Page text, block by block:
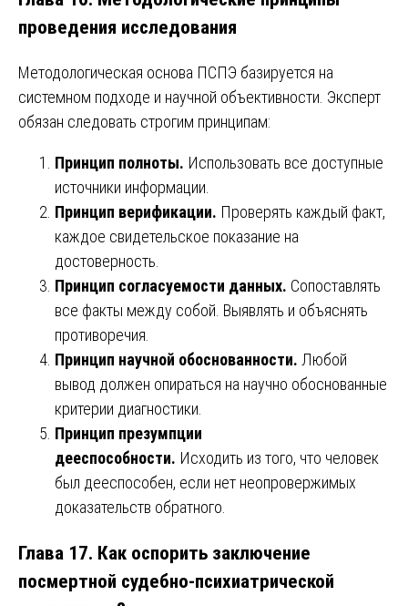
проведения исследования
Методологическая основа ПСПЭ базируется на
системном подходе и научной объективности. Эксперт
обязан следовать строгим принципам:
Принцип полноты. Использовать все доступные
источники информации.
Принцип верификации. Проверять каждый факт,
каждое свидетельское показание на
достоверность.
Принцип согласуемости данных. Сопоставлять
все факты между собой. Выявлять и объяснять
противоречия.
Принцип научной обоснованности. Любой
вывод должен опираться на научно обоснованные
критерии диагностики.
Принцип презумпции
дееспособности. Исходить из того, что человек
был дееспособен, если нет неопровержимых
доказательств обратного.
Глава 17. Как оспорить заключение
посмертной судебно-психиатрической